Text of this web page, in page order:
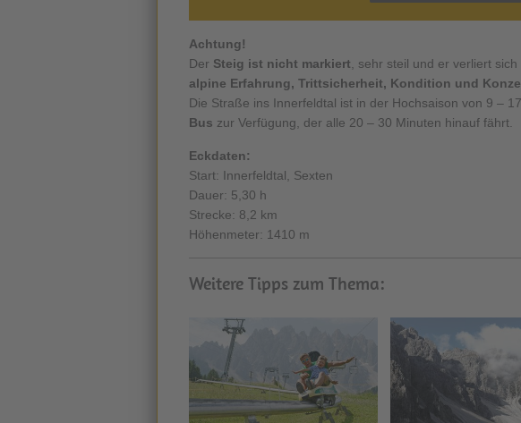
Achtung!
Der Steig ist nicht markiert , sehr steil und er verliert
alpine Erfahrung, Trittsicherheit, Kondition und
Die Straße ins Innerfeldtal ist in der Hochsaison von 9 –
Bus zur Verfügung, der alle 20 – 30 Minuten hinauf fährt.
Eckdaten:
Start: Innerfeldtal, Sexten
Dauer: 5,30 h
Strecke: 8,2 km
Höhenmeter: 1410 m
Weitere Tipps zum Thema: